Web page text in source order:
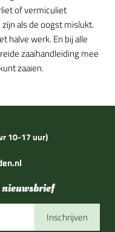
of vermiculiet
als de oogst mislukt.
halve werk. En bij alle
zaaihandleiding mee
zaaien.
10-17 uur)
Inschrijven